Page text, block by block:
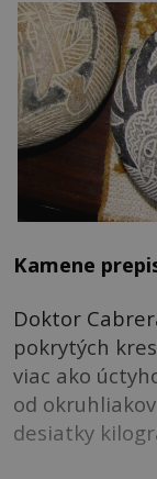
Kamene
Doktor
pokrytých
viac ako
od
desiatky